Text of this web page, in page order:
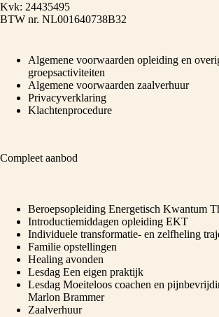
Kvk: 24435495
BTW nr. NL001640738B32
Algemene voorwaarden opleiding en
groepsactiviteiten
Algemene voorwaarden zaalverhuur
Privacyverklaring
Klachtenprocedure
Compleet aanbod
Beroepsopleiding Energetisch Kwantum
Introductiemiddagen opleiding EKT
Individuele transformatie- en zelfheling
Familie opstellingen
Healing avonden
Lesdag Een eigen praktijk
Lesdag Moeiteloos coachen en
Marlon Brammer
Zaalverhuur